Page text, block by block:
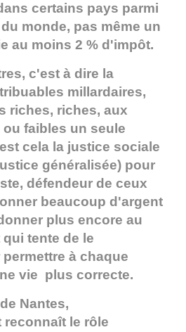
certains pays parmi
monde, pas même un
au moins 2 % d'impôt.
c'est à dire la
millardaires,
riches, riches, aux
faibles un seule
cela la justice sociale
généralisée) pour
défendeur de ceux
beaucoup d'argent
plus encore au
tente de le
à chaque
vie plus correcte.
Nantes,
le rôle